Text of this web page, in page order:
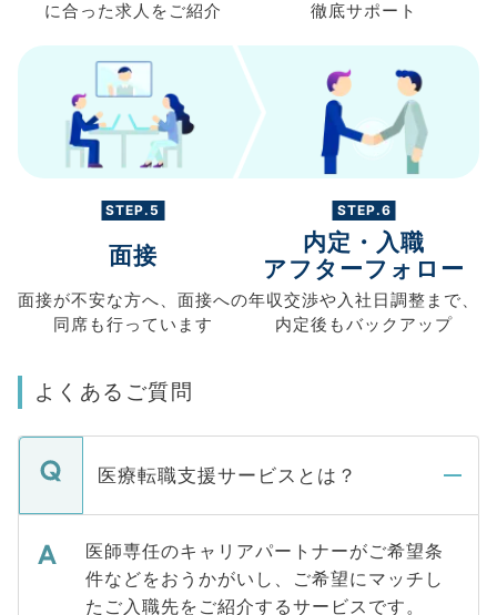
に合った求人を ご紹介
徹底サポート
STEP.5
面接
面接が不安な方へ、 面接への
同席も行っています
STEP.6
内定・入職
アフターフォロー
年収交渉や入社日調整まで、
内定後もバックアップ
よくあるご質問
医療転職支援サービスとは？
医師専任のキャリアパートナーがご希望条
件などをおうかがいし、ご希望にマッチし
たご入職先をご紹介するサービスです。